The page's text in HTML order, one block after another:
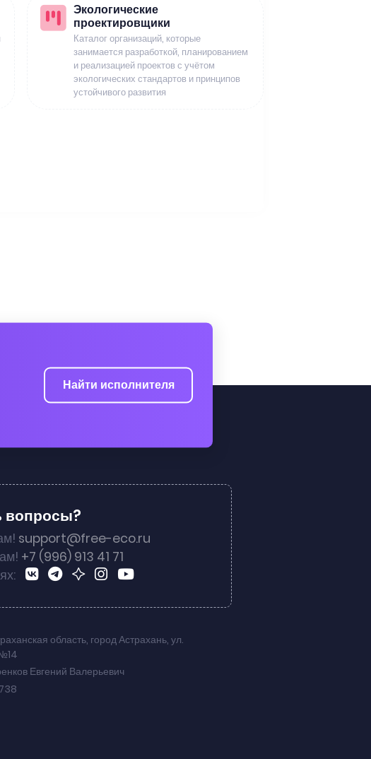
Экологические
проектировщики
Каталог организаций, которые
занимается разработкой, планированием
и реализацией проектов с учётом
экологических стандартов и принципов
устойчивого развития
Найти исполнителя
вопросы?
support@free-eco.ru
+7 (996) 913 41 71
область, город Астрахань, ул.
Евгений Валерьевич